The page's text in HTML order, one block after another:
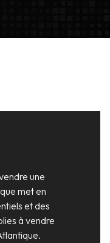
une
met en
et des
à vendre